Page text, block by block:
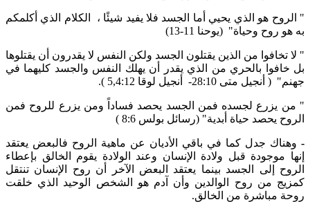
" الروح هو الذي يحيي أما الجسد فلا يفيد شيئًا ، الكلام الذي أكلمكم
به هو روح وحياة" (يوحنا 11-13)
" لا تخافوا من الذين يقتلون الجسد ولكن النفس لا يقدرون أن يقتلوها
بل خافوا بالحري من الذي يقدر أن يهلك النفس والجسد كليهما في
جهنم" ( أنجيل متى 28:10- أنجيل لوقا 5,4:12 ).
" من يزرع لجسده فمن الجسد يحصد فساداً ومن يزرع للروح فمن
الروح يحصد حياة أبدية" (رسائل بولس 8:6 )
- وهناك جدل كما في باقي الأديان عن ماهية الروح فالبعض يعتقد
إنها موجودة قبل ولادة الإنسان وعند الولادة يقوم الخالق بإعطاء
الروح إلى الجسد بينما يعتقد البعض الآخر أن روح الإنسان تنتقل
كمزيج من روح الوالدين وأن آدم هو الشخص الوحيد الذي خلقت
روحة مباشرة من الخالق.